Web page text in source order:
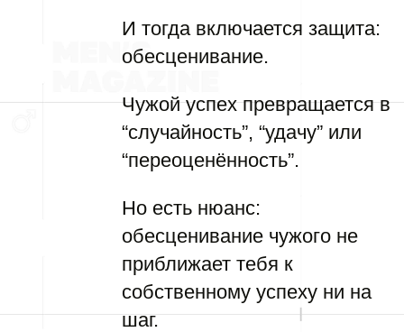
И тогда включается защита:
обесценивание.
Чужой успех превращается в
“случайность”, “удачу” или
“переоценённость”.
Но есть нюанс:
обесценивание чужого не
приближает тебя к
собственному успеху ни на
шаг.